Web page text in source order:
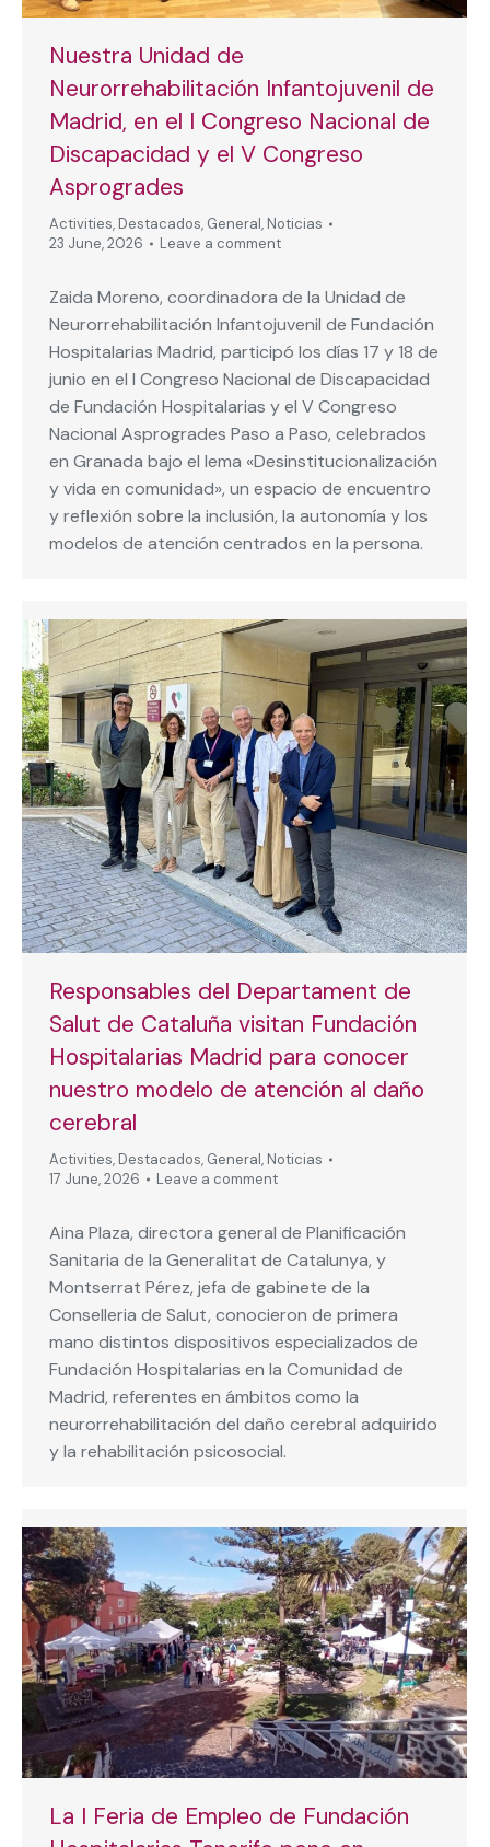
Nuestra Unidad de
Neurorrehabilitación Infantojuvenil de
Madrid, en el I Congreso Nacional de
Discapacidad y el V Congreso
Asprogrades
Activities, Destacados, General, Noticias
23 June, 2026
Leave a comment
Zaida Moreno, coordinadora de la Unidad de
Neurorrehabilitación Infantojuvenil de Fundación
Hospitalarias Madrid, participó los días 17 y 18 de
junio en el I Congreso Nacional de Discapacidad
de Fundación Hospitalarias y el V Congreso
Nacional Asprogrades Paso a Paso, celebrados
en Granada bajo el lema «Desinstitucionalización
y vida en comunidad», un espacio de encuentro
y reflexión sobre la inclusión, la autonomía y los
modelos de atención centrados en la persona.
Responsables del Departament de
Salut de Cataluña visitan Fundación
Hospitalarias Madrid para conocer
nuestro modelo de atención al daño
cerebral
Activities, Destacados, General, Noticias
17 June, 2026
Leave a comment
Aina Plaza, directora general de Planificación
Sanitaria de la Generalitat de Catalunya, y
Montserrat Pérez, jefa de gabinete de la
Conselleria de Salut, conocieron de primera
mano distintos dispositivos especializados de
Fundación Hospitalarias en la Comunidad de
Madrid, referentes en ámbitos como la
neurorrehabilitación del daño cerebral adquirido
y la rehabilitación psicosocial.
La I Feria de Empleo de Fundación